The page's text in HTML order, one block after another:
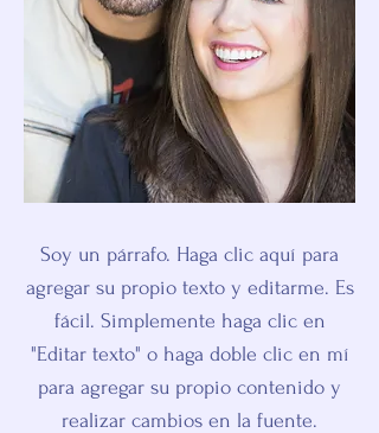
Soy un párrafo. Haga clic aquí para
agregar su propio texto y editarme. Es
fácil. Simplemente haga clic en
"Editar texto" o haga doble clic en mí
para agregar su propio contenido y
realizar cambios en la fuente.